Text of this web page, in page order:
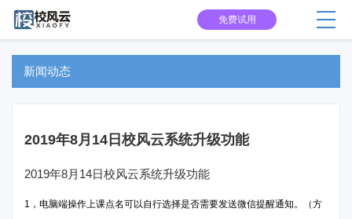
免费试用
新闻动态
2019年8月14日校风云系统升级功能
2019年8月14日校风云系统升级功能
1，电脑端操作上课点名可以自行选择是否需要发送微信提醒通知。（方